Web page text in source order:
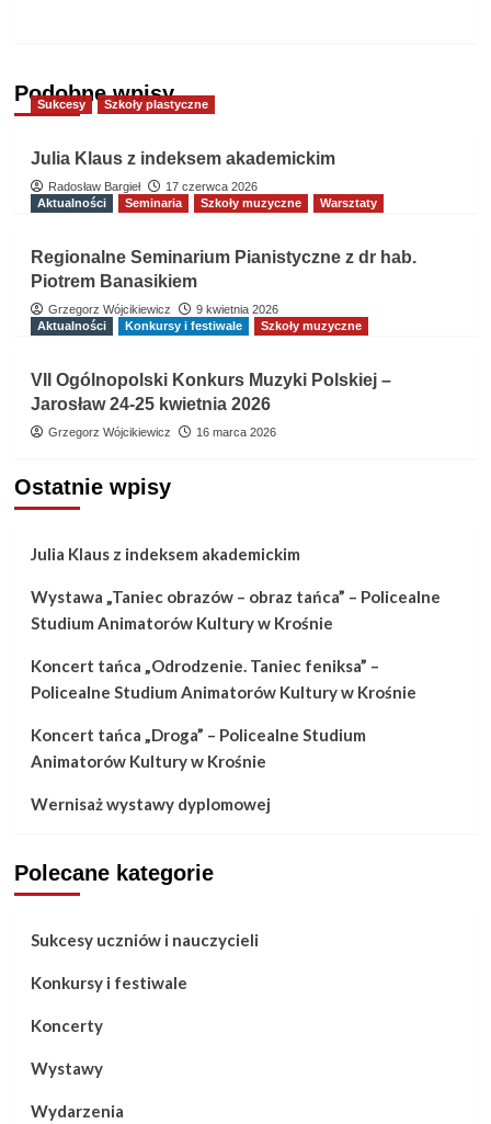
Podobne wpisy
Sukcesy Szkoły plastyczne
Julia Klaus z indeksem akademickim
Radosław Bargieł
17 czerwca 2026
Aktualności
Seminaria Szkoły muzyczne Warsztaty
Regionalne Seminarium Pianistyczne z dr hab.
Piotrem Banasikiem
Grzegorz Wójcikiewicz
9 kwietnia 2026
Aktualności
Konkursy i festiwale Szkoły muzyczne
VII Ogólnopolski Konkurs Muzyki Polskiej –
Jarosław 24-25 kwietnia 2026
Grzegorz Wójcikiewicz 16 marca 2026
Ostatnie wpisy
Julia Klaus z indeksem akademickim
Wystawa „Taniec obrazów – obraz tańca” – Policealne
Studium Animatorów Kultury w Krośnie
Koncert tańca „Odrodzenie. Taniec feniksa” –
Policealne Studium Animatorów Kultury w Krośnie
Koncert tańca „Droga” – Policealne Studium
Animatorów Kultury w Krośnie
Wernisaż wystawy dyplomowej
Polecane kategorie
Sukcesy uczniów i nauczycieli
Konkursy i festiwale
Koncerty
Wystawy
Wydarzenia